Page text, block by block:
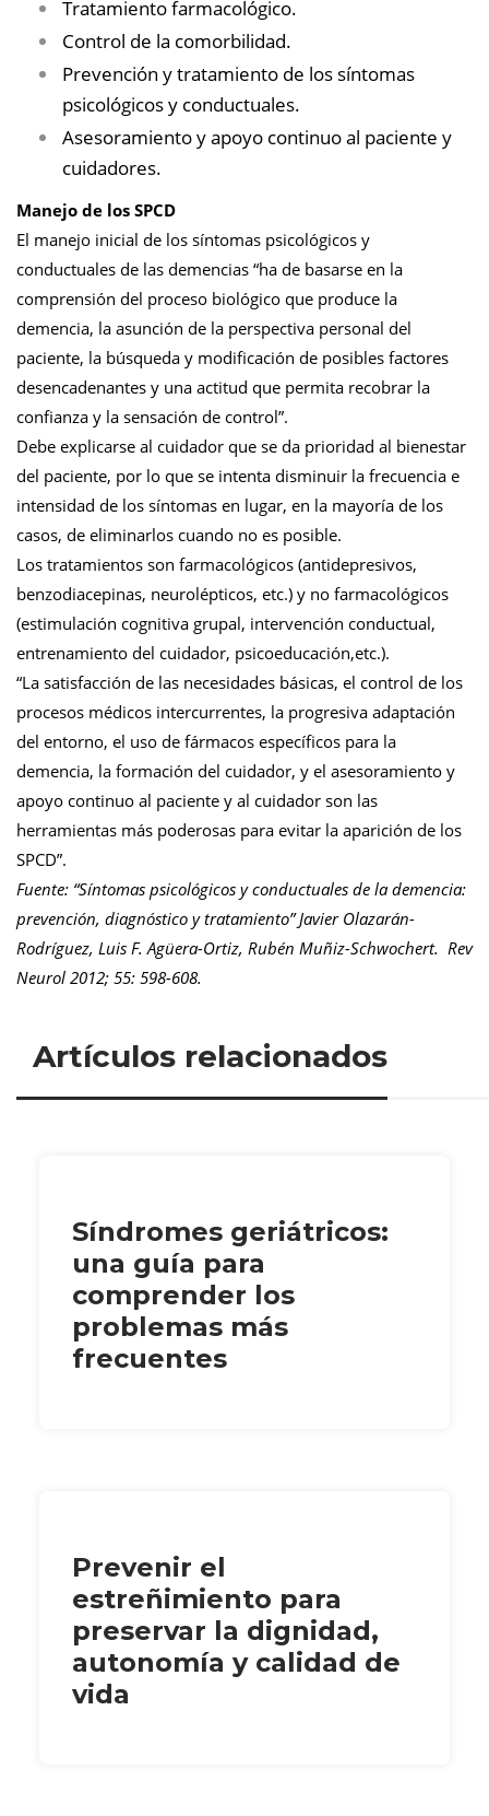
Tratamiento farmacológico.
Control de la comorbilidad.
Prevención y tratamiento de los síntomas
psicológicos y conductuales.
Asesoramiento y apoyo continuo al paciente y
cuidadores.
Manejo de los SPCD
El manejo inicial de los síntomas psicológicos y
conductuales de las demencias “ha de basarse en la
comprensión del proceso biológico que produce la
demencia, la asunción de la perspectiva personal del
paciente, la búsqueda y modificación de posibles factores
desencadenantes y una actitud que permita recobrar la
confianza y la sensación de control”.
Debe explicarse al cuidador que se da prioridad al bienestar
del paciente, por lo que se intenta disminuir la frecuencia e
intensidad de los síntomas en lugar, en la mayoría de los
casos, de eliminarlos cuando no es posible.
Los tratamientos son farmacológicos (antidepresivos,
benzodiacepinas, neurolépticos, etc.) y no farmacológicos
(estimulación cognitiva grupal, intervención conductual,
entrenamiento del cuidador, psicoeducación,etc.).
“La satisfacción de las necesidades básicas, el control de los
procesos médicos intercurrentes, la progresiva adaptación
del entorno, el uso de fármacos específicos para la
demencia, la formación del cuidador, y el asesoramiento y
apoyo continuo al paciente y al cuidador son las
herramientas más poderosas para evitar la aparición de los
SPCD”.
Fuente: “Síntomas psicológicos y conductuales de la demencia:
prevención, diagnóstico y tratamiento” Javier Olazarán-
Rodríguez, Luis F. Agüera-Ortiz, Rubén Muñiz-Schwochert. Rev
Neurol 2012; 55: 598-608.
Artículos relacionados
Síndromes geriátricos:
una guía para
comprender los
problemas más
frecuentes
Prevenir el
estreñimiento para
preservar la dignidad,
autonomía y calidad de
vida